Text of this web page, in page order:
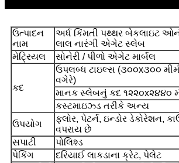
ઉત્પાદન
નામ
અર્ધ કિંમતી પથ્થર બેકલાઇટ
લાલ નારંગી એગેટ સ્લેબ
મેટ્રિયલ
સોનેરી / પીળો એગેટ માર્બલ
કદ
ઉપલબ્ધ ટાઇલ્સ (૩૦૦x૩૦૦
વગેરે)
માનક સ્લેબનું કદ ૧૨૨૦x૨૪૪૦
કસ્ટમાઇઝ્ડ તરીકે અન્ય
ઉપયોગ
ફ્લોર, પેટર્ન, ઇન્ડોર ડેકોરેશન,
વપરાય છે
સપાટી
પોલિશ્ડ
પેકિંગ
દરિયાઈ લાકડાના ક્રેટ, પેલેટ